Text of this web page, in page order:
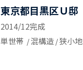
東京都目黒区Ｕ邸
2014/12完成
単世帯
混構造 狭小地